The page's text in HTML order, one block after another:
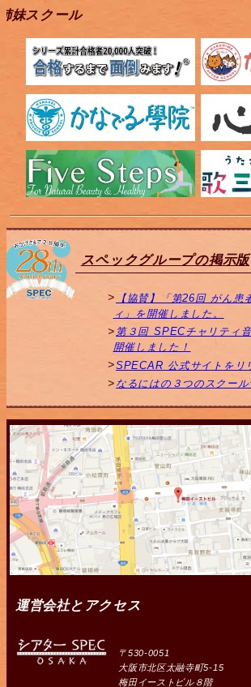
妹スクール
スペックグループの掲示版
【協賛】「第26回 がん患
ィ」を開催しました。
第３回 SPECチャリティ
開催しました！
SPECAR 公式サイトをリ
なるにはの３つのスクー
運営会社とアクセス
〒530-0051
大阪市北区太融寺町5-15
梅田イーストビル８階